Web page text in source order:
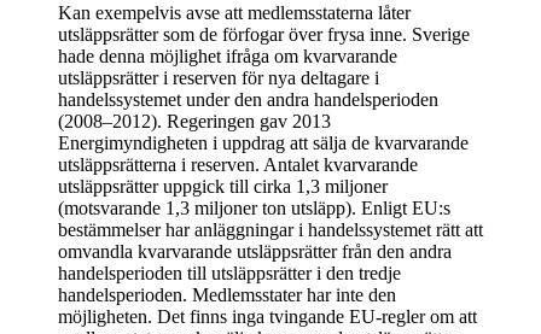
Kan exempelvis avse att medlemsstaterna låter
utsläppsrätter som de förfogar över frysa inne. Sverige
hade denna möjlighet ifråga om kvarvarande
utsläppsrätter i reserven för nya deltagare i
handelssystemet under den andra handelsperioden
(2008–2012). Regeringen gav 2013
Energimyndigheten i uppdrag att sälja de kvarvarande
utsläppsrätterna i reserven. Antalet kvarvarande
utsläppsrätter uppgick till cirka 1,3 miljoner
(motsvarande 1,3 miljoner ton utsläpp). Enligt EU:s
bestämmelser har anläggningar i handelssystemet rätt att
omvandla kvarvarande utsläppsrätter från den andra
handelsperioden till utsläppsrätter i den tredje
handelsperioden. Medlemsstater har inte den
möjligheten. Det finns inga tvingande EU-regler om att